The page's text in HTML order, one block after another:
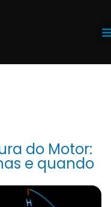
do Motor:
e quando